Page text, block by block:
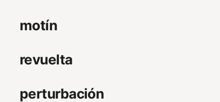
motín
revuelta
perturbación